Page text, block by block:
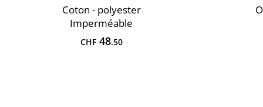
Coton - polyester
Imperméable
CHF48.50